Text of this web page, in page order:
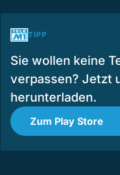
TIPP
Sie wollen keine
verpassen? Jetzt
herunterladen.
Zum Play Store